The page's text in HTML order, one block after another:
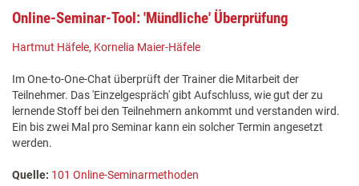
Online-Seminar-Tool: 'Mündliche' Überprüfung
Hartmut Häfele, Kornelia Maier-Häfele
Im One-to-One-Chat überprüft der Trainer die Mitarbeit der
Teilnehmer. Das 'Einzelgespräch' gibt Aufschluss, wie gut der zu
lernende Stoff bei den Teilnehmern ankommt und verstanden wird.
Ein bis zwei Mal pro Seminar kann ein solcher Termin angesetzt
werden.
Quelle: 101 Online-Seminarmethoden